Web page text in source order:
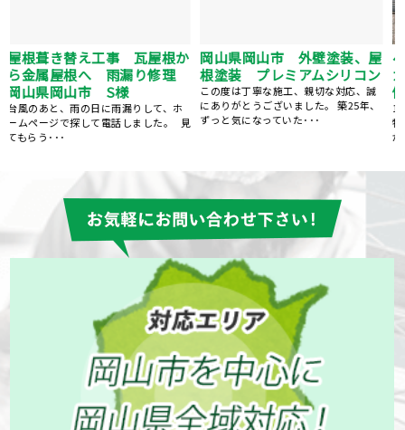
ベランダFRP防水工事、屋根
カバー工事、外壁塗装、庇補
修工事 岡山県岡山市 K様
15年前にマイホームを購入してから、
特にお手入れはしておらず、ある時庇
が腐食しているのを見つ･･･
屋根塗装、棟鈑金交換、外壁
塗装 岡山県岡山市 N様
5社くらい提案を聞きましたが、株式会
社ジャックネットさんが一番丁寧にご
対応くださいました。 ･･･